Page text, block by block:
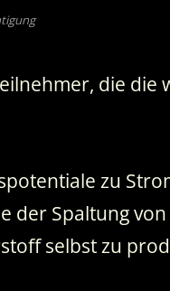
die die
zu
der Spaltung
selbst zu